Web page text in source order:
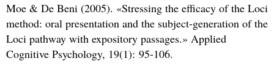
Moe & De Beni (2005). «Stressing the efficacy of the Loci
method: oral presentation and the subject-generation of the
Loci pathway with expository passages.» Applied
Cognitive Psychology, 19(1): 95-106.